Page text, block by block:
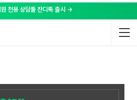
원 전용 상담툴 잔디톡 출시 →